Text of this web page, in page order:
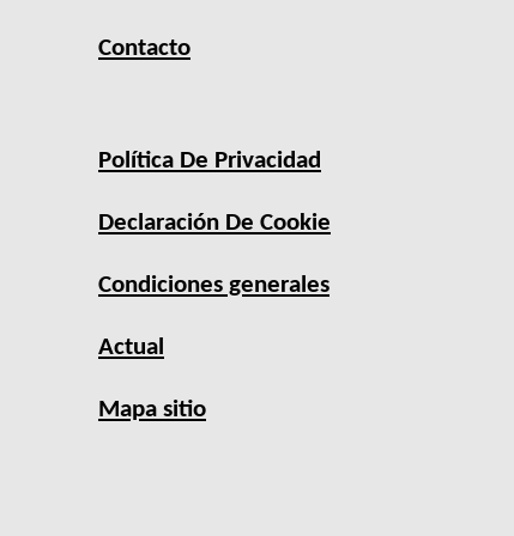
Contacto
Política De Privacidad
Declaración De Cookie
Condiciones generales
Actual
Mapa sitio